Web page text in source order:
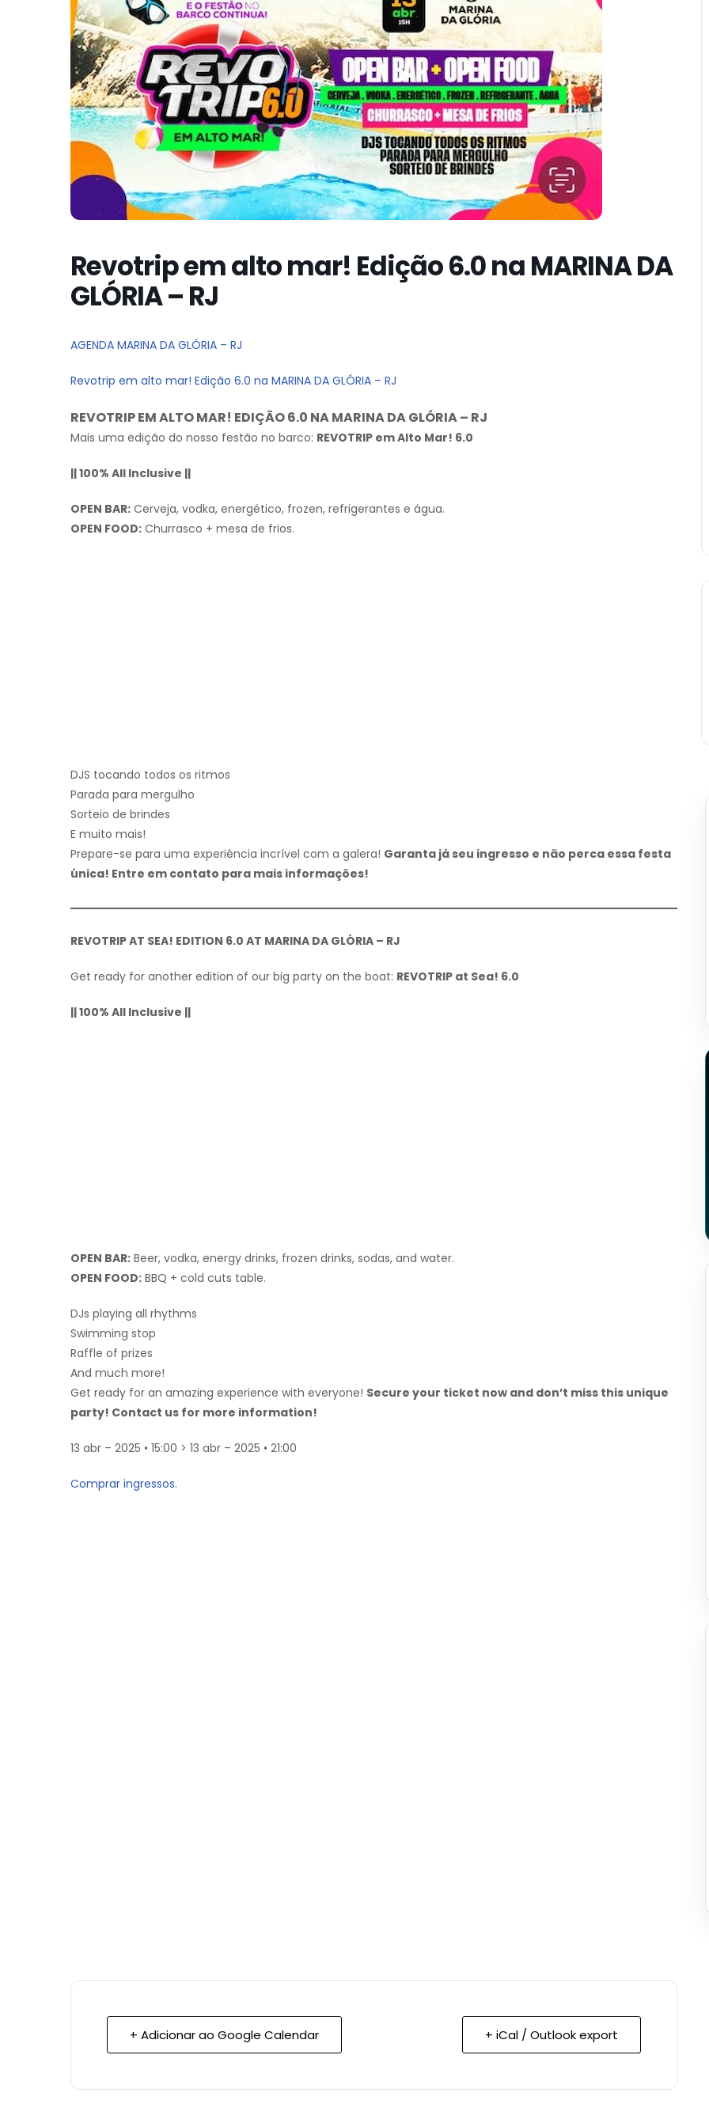
Revotrip em alto mar! Edição 6.0 na MARINA DA
GLÓRIA – RJ
AGENDA MARINA DA GLÓRIA – RJ
Revotrip em alto mar! Edição 6.0 na MARINA DA GLÓRIA – RJ
REVOTRIP EM ALTO MAR! EDIÇÃO 6.0 NA MARINA DA GLÓRIA – RJ
Mais uma edição do nosso festão no barco: REVOTRIP em Alto Mar! 6.0
|| 100% All Inclusive ||
OPEN BAR: Cerveja, vodka, energético, frozen, refrigerantes e água.
OPEN FOOD: Churrasco + mesa de frios.
DJS tocando todos os ritmos
Parada para mergulho
Sorteio de brindes
E muito mais!
Prepare-se para uma experiência incrível com a galera! Garanta já seu ingresso e não perca essa festa
única! Entre em contato para mais informações!
REVOTRIP AT SEA! EDITION 6.0 AT MARINA DA GLÓRIA – RJ
Get ready for another edition of our big party on the boat: REVOTRIP at Sea! 6.0
|| 100% All Inclusive ||
OPEN BAR: Beer, vodka, energy drinks, frozen drinks, sodas, and water.
OPEN FOOD: BBQ + cold cuts table.
DJs playing all rhythms
Swimming stop
Raffle of prizes
And much more!
Get ready for an amazing experience with everyone! Secure your ticket now and don’t miss this unique
party! Contact us for more information!
13 abr – 2025 • 15:00 > 13 abr – 2025 • 21:00
Comprar ingressos.
+ Adicionar ao Google Calendar + iCal / Outlook export